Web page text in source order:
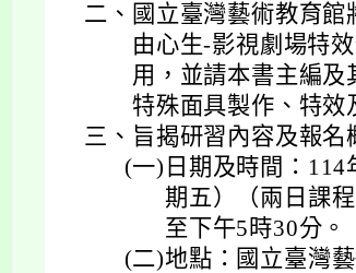
二、 國立臺灣藝術教育館
由心生-影視劇場特
用，並請本書主編及
特殊面具製作、特效
三、 旨揭研習內容及報名
(一) 日期及時間：
期五）（兩日課
至下午5時30分。
(二)地點：國立臺灣